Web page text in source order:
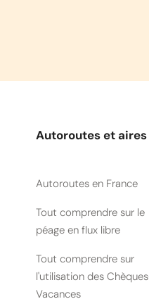
Autoroutes et aires
Autoroutes en France
Tout comprendre sur le
péage en flux libre
Tout comprendre sur
l'utilisation des
Vacances